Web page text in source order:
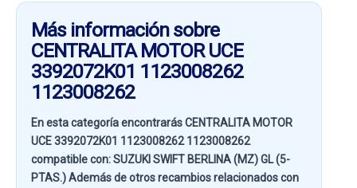
Más información sobre
CENTRALITA MOTOR UCE
3392072K01 1123008262
1123008262
En esta categoría encontrarás CENTRALITA MOTOR
UCE 3392072K01 1123008262 1123008262
compatible con:SUZUKI SWIFT BERLINA (MZ) GL (5-
PTAS.)Además de otros recambios relacionados con